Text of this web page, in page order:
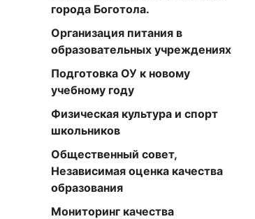
города Боготола.
Организация питания в
образовательных учреждениях
Подготовка ОУ к новому
учебному году
Физическая культура и спорт
школьников
Общественный совет,
Независимая оценка качества
образования
Мониторинг качества